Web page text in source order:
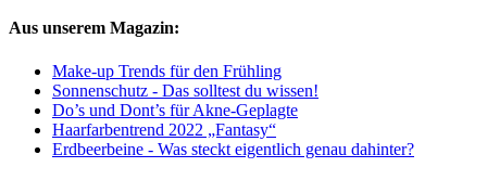
Aus unserem Magazin:
Make-up Trends für den Frühling
Sonnenschutz - Das solltest du wissen!
Do’s und Dont’s für Akne-Geplagte
Haarfarbentrend 2022 „Fantasy“
Erdbeerbeine - Was steckt eigentlich genau dahinter?